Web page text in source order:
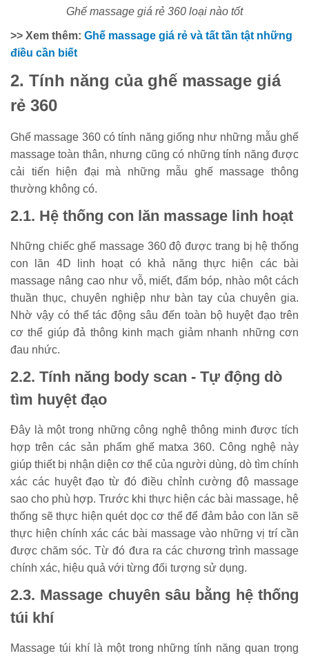
Ghế massage giá rẻ 360 loại nào tốt
>> Xem thêm: Ghế massage giá rẻ và tất tần tật những
điều cần biết
2. Tính năng của ghế massage giá
rẻ 360
Ghế massage 360 có tính năng giống như những mẫu ghế
massage toàn thân, nhưng cũng có những tính năng được
cải tiến hiện đại mà những mẫu ghế massage thông
thường không có.
2.1. Hệ thống con lăn massage linh hoạt
Những chiếc ghế massage 360 độ được trang bị hệ thống
con lăn 4D linh hoạt có khả năng thực hiện các bài
massage nâng cao như vỗ, miết, đấm bóp, nhào một cách
thuần thục, chuyên nghiệp như bàn tay của chuyên gia.
Nhờ vậy có thể tác động sâu đến toàn bộ huyệt đạo trên
cơ thể giúp đả thông kinh mạch giảm nhanh những cơn
đau nhức.
2.2. Tính năng body scan - Tự động dò
tìm huyệt đạo
Đây là một trong những công nghệ thông minh được tích
hợp trên các sản phẩm ghế matxa 360. Công nghệ này
giúp thiết bị nhận diện cơ thể của người dùng, dò tìm chính
xác các huyệt đạo từ đó điều chỉnh cường độ massage
sao cho phù hợp. Trước khi thực hiện các bài massage, hệ
thống sẽ thực hiện quét dọc cơ thể để đảm bảo con lăn sẽ
thực hiện chính xác các bài massage vào những vị trí cần
được chăm sóc. Từ đó đưa ra các chương trình massage
chính xác, hiệu quả với từng đối tượng sử dụng.
2.3. Massage chuyên sâu bằng hệ thống
túi khí
Massage túi khí là một trong những tính năng quan trọng